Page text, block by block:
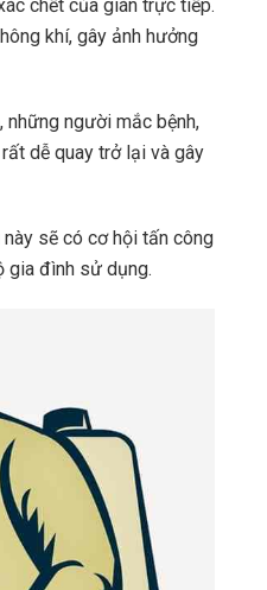
chết của gián trực tiếp.
khí, gây ảnh hưởng
người mắc bệnh,
dễ quay trở lại và gây
sẽ có cơ hội tấn công
gia đình sử dụng.